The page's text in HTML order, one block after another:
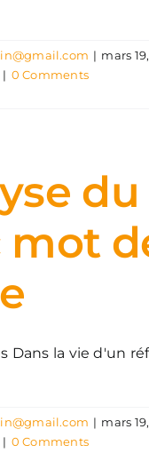
| mars
| 0 Comments
du
mot
Dans la vie d'un
| mars
| 0 Comments